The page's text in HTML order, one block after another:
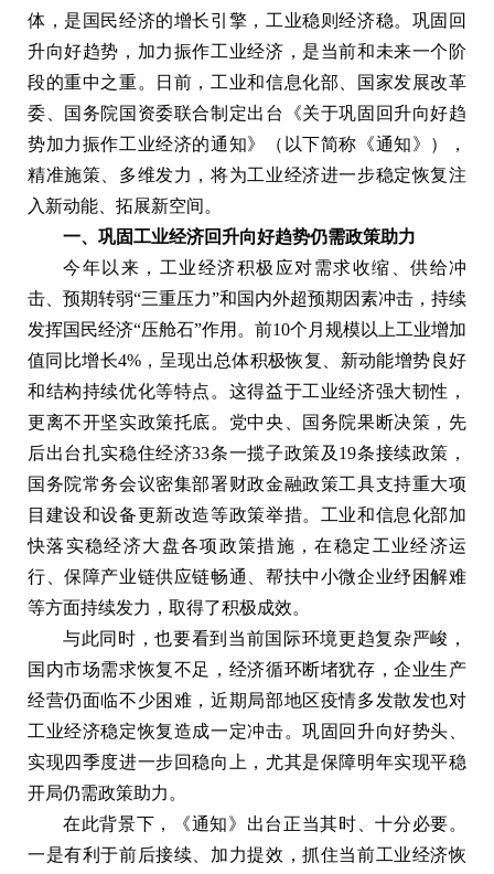
体，是国民经济的增长引擎，工业稳则经济稳。巩固回
升向好趋势，加力振作工业经济，是当前和未来一个阶
段的重中之重。日前，工业和信息化部、国家发展改革
委、国务院国资委联合制定出台《关于巩固回升向好趋
势加力振作工业经济的通知》（以下简称《通知》），
精准施策、多维发力，将为工业经济进一步稳定恢复注
入新动能、拓展新空间。
一、巩固工业经济回升向好趋势仍需政策助力
今年以来，工业经济积极应对需求收缩、供给冲
击、预期转弱“三重压力”和国内外超预期因素冲击，持续
发挥国民经济“压舱石”作用。前10个月规模以上工业增加
值同比增长4%，呈现出总体积极恢复、新动能增势良好
和结构持续优化等特点。这得益于工业经济强大韧性，
更离不开坚实政策托底。党中央、国务院果断决策，先
后出台扎实稳住经济33条一揽子政策及19条接续政策，
国务院常务会议密集部署财政金融政策工具支持重大项
目建设和设备更新改造等政策举措。工业和信息化部加
快落实稳经济大盘各项政策措施，在稳定工业经济运
行、保障产业链供应链畅通、帮扶中小微企业纾困解难
等方面持续发力，取得了积极成效。
与此同时，也要看到当前国际环境更趋复杂严峻，
国内市场需求恢复不足，经济循环断堵犹存，企业生产
经营仍面临不少困难，近期局部地区疫情多发散发也对
工业经济稳定恢复造成一定冲击。巩固回升向好势头、
实现四季度进一步回稳向上，尤其是保障明年实现平稳
开局仍需政策助力。
在此背景下，《通知》出台正当其时、十分必要。
一是有利于前后接续、加力提效，抓住当前工业经济恢